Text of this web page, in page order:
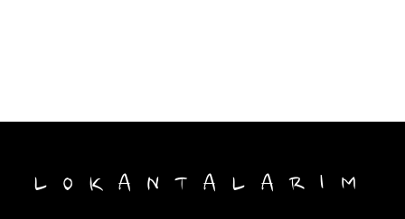
LOKANTALARIM